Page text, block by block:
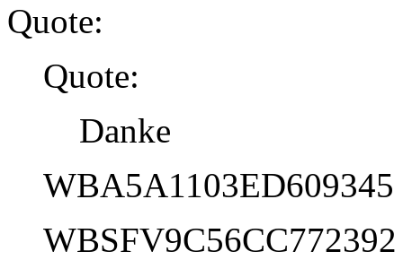
Quote:
Quote:
Danke
WBA5A1103ED609345
WBSFV9C56CC772392